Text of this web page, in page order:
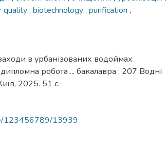
quality, biotechnology, purification ,
в урбанізованих водоймах
робота ... бакалавра : 207 Водні
2025. 51 с.
123456789/13939